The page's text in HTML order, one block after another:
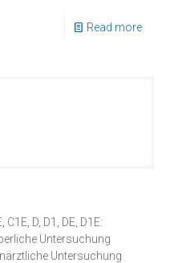
Read more
D, D1, DE, D1E:
Untersuchung
Untersuchung